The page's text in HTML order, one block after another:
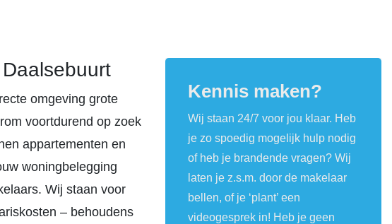
omgeving grote
voortdurend op zoek
appartementen en
woningbelegging
Wij staan voor
– behoudens
Kennis maken?
Wij staan 24/7 voor jou klaar. Heb
je zo spoedig mogelijk hulp nodig
of heb je brandende vragen? Wij
laten je z.s.m. door de makelaar
bellen, of je ‘plant’ een
videogesprek in! Heb je geen